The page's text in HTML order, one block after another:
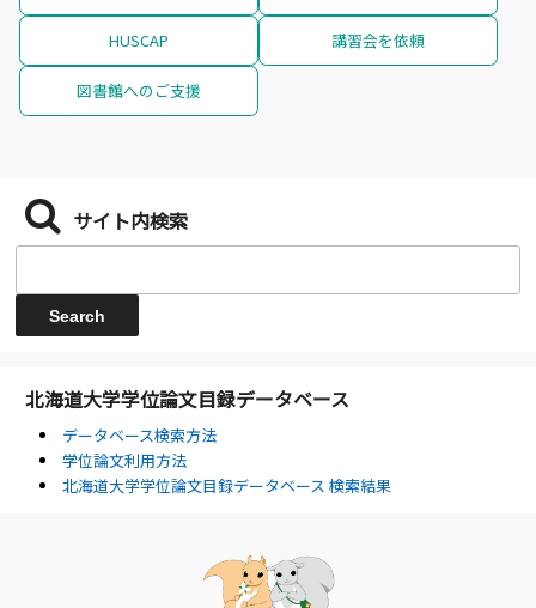
HUSCAP 講習会を依頼
図書館へのご支援
サイト内検索
北海道大学学位論文目録データベース
データベース検索方法
学位論文利用方法
北海道大学学位論文目録データベース 検索結果